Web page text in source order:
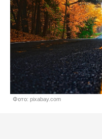
Фото: pixabay.com